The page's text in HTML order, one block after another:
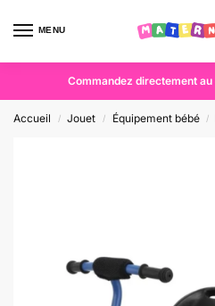
MENU
Commandez directement au
Accueil / Jouet / Équipement bébé /